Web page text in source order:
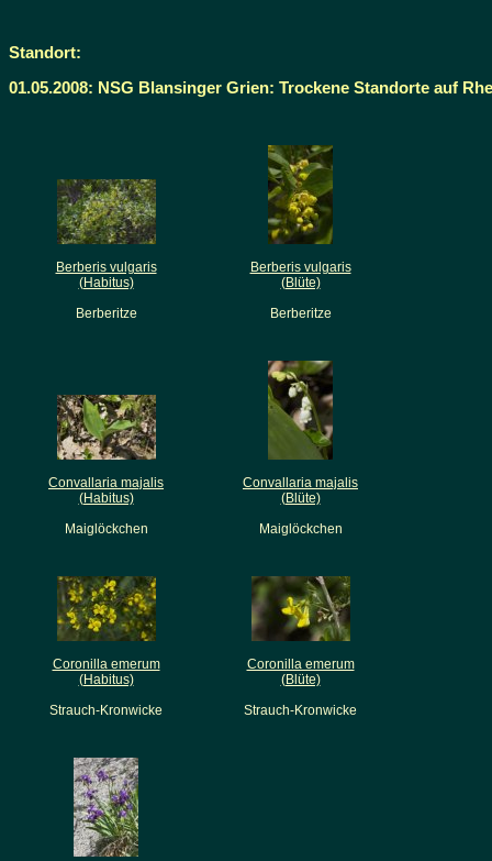
Standort:
01.05.2008: NSG Blansinger Grien: Trockene Standorte auf
Berberis vulgaris
(Habitus)
Berberitze
Berberis vulgaris
(Blüte)
Berberitze
Convallaria majalis
(Habitus)
Maiglöckchen
Convallaria majalis
(Blüte)
Maiglöckchen
Coronilla emerum
(Habitus)
Strauch-Kronwicke
Coronilla emerum
(Blüte)
Strauch-Kronwicke